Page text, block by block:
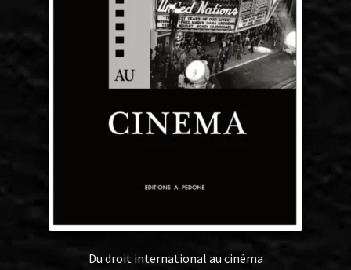
Du droit international au cinéma